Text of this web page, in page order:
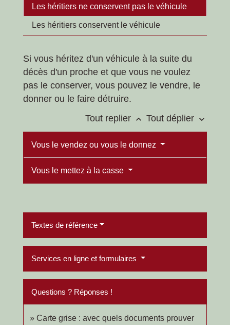
Les héritiers ne conservent pas le véhicule
Les héritiers conservent le véhicule
Si vous héritez d'un véhicule à la suite du
décès d'un proche et que vous ne voulez
pas le conserver, vous pouvez le vendre, le
donner ou le faire détruire.
Tout replier keyboard_arrow_up Tout déplier keyboard_arrow_down
Vous le vendez ou vous le donnez
Vous le mettez à la casse
Textes de référence
Services en ligne et formulaires
Questions ? Réponses !
Carte grise : avec quels documents prouver